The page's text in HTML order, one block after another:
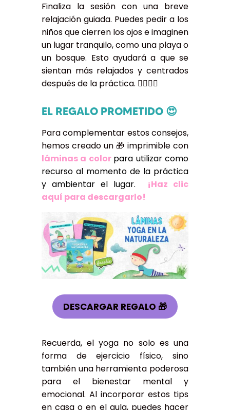
Finaliza la sesión con una breve
relajación guiada. Puedes pedir a los
niños que cierren los ojos e imaginen
un lugar tranquilo, como una playa o
un bosque. Esto ayudará a que se
sientan más relajados y centrados
después de la práctica. 🧘‍♂️🧘‍♀️
EL REGALO PROMETIDO 😍
Para complementar estos consejos,
hemos creado un 🎁 imprimible con
láminas a color para utilizar como
recurso al momento de la práctica
y ambientar el lugar.
¡Haz clic
aquí para descargarlo!
DESCARGAR REGALO 🎁
Recuerda, el yoga no solo es una
forma de ejercicio físico, sino
también una herramienta poderosa
para el bienestar mental y
emocional. Al incorporar estos tips
en casa o en el aula, puedes hacer